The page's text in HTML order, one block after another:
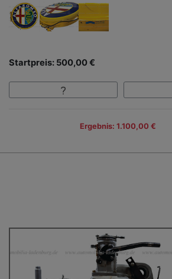
Startpreis: 500,00 €
Ergebnis: 1.100,00 €